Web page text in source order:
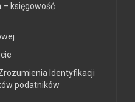
– księgowość
Identyfikacji
podatników